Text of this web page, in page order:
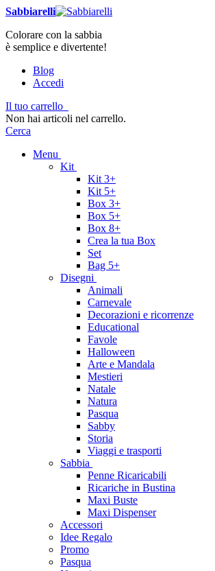
Sabbiarelli
Colorare con la sabbia
è semplice e divertente!
Blog
Accedi
Il tuo carrello
Non hai articoli nel carrello.
Cerca
Menu
Kit
Kit 3+
Kit 5+
Box 3+
Box 5+
Box 8+
Crea la tua Box
Set
Bag 5+
Disegni
Animali
Carnevale
Decorazioni e ricorrenze
Educational
Favole
Halloween
Arte e Mandala
Mestieri
Natale
Natura
Pasqua
Sabby
Storia
Viaggi e trasporti
Sabbia
Penne Ricaricabili
Ricariche in Bustina
Maxi Buste
Maxi Dispenser
Accessori
Idee Regalo
Promo
Pasqua